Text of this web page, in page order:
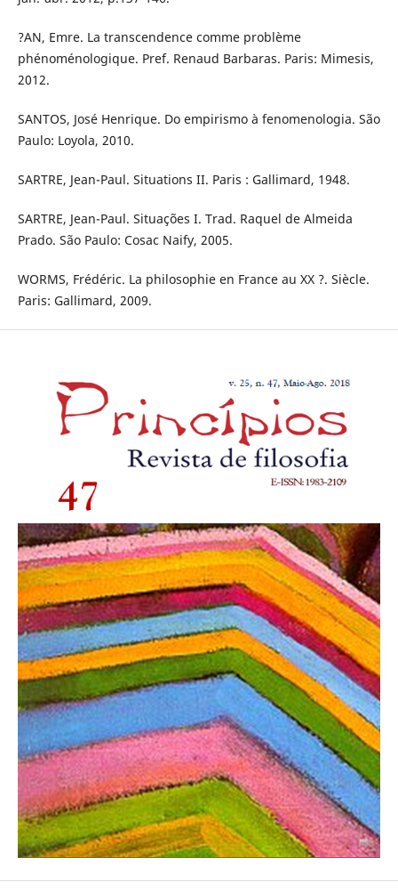
?AN, Emre. La transcendence comme problème
phénoménologique. Pref. Renaud Barbaras. Paris: Mimesis,
2012.
SANTOS, José Henrique. Do empirismo à fenomenologia. São
Paulo: Loyola, 2010.
SARTRE, Jean-Paul. Situations II. Paris : Gallimard, 1948.
SARTRE, Jean-Paul. Situações I. Trad. Raquel de Almeida
Prado. São Paulo: Cosac Naify, 2005.
WORMS, Frédéric. La philosophie en France au XX ?. Siècle.
Paris: Gallimard, 2009.